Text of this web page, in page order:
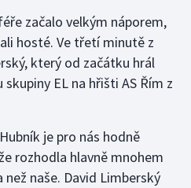
začalo velkým náporem,
hosté. Ve třetí minutě z
který od začátku hrál
EL na hřišti AS Řím z
je pro nás hodně
rozhodla hlavně mnohem
naše. David Limberský